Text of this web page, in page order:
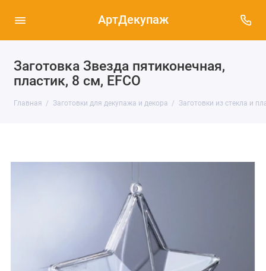
АртДекупаж
Заготовка Звезда пятиконечная,
пластик, 8 см, EFCO
Главная Заготовки для декупажа и декора Заготовки из стекла и